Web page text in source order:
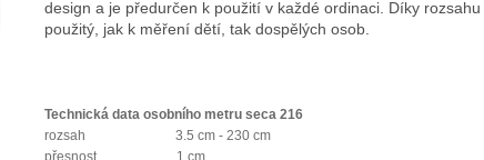
design a je předurčen k použití v každé ordinaci. Díky
použitý, jak k měření dětí, tak dospělých osob.
Technická data osobního metru seca 216
rozsah 3.5 cm - 230 cm
přesnost 1 cm